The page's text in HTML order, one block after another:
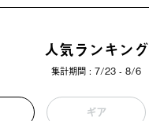
人気ランキング
集計期間 : 7/23 - 8/6
ギア